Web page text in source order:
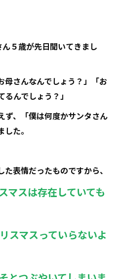
５歳が先日聞いてきまし
母さんなんでしょう？」「お
んでしょう？」
ず、「僕は何度かサンタさん
た。
表情だったものですから、
マスは存在していても
スマスっていらないよ